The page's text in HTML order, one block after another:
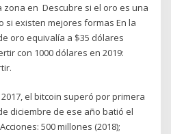
en Descubre si el oro es una
si existen mejores formas En la
oro equivalía a $35 dólares
con 1000 dólares en 2019:
el bitcoin superó por primera
diciembre de ese año batió el
500 millones (2018);